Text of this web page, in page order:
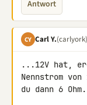
Antwort
CY Carl Y.(carlyork)
...12V hat,
Nennstrom
du dann 6 Ohm.